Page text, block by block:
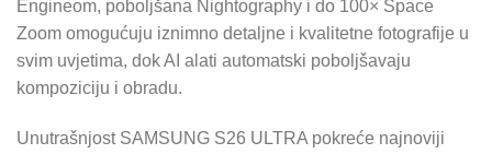
Engineom, poboljšana Nightography i do 100× Space
Zoom omogućuju iznimno detaljne i kvalitetne fotografije u
svim uvjetima, dok AI alati automatski poboljšavaju
kompoziciju i obradu.
Unutrašnjost SAMSUNG S26 ULTRA pokreće najnoviji